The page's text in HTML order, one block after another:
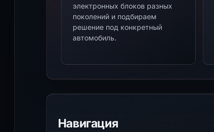
электронных блоков разных
поколений и подбираем
решение под конкретный
автомобиль.
Навигация